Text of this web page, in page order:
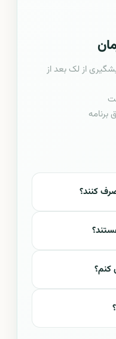
از لک بعد از
کنند؟